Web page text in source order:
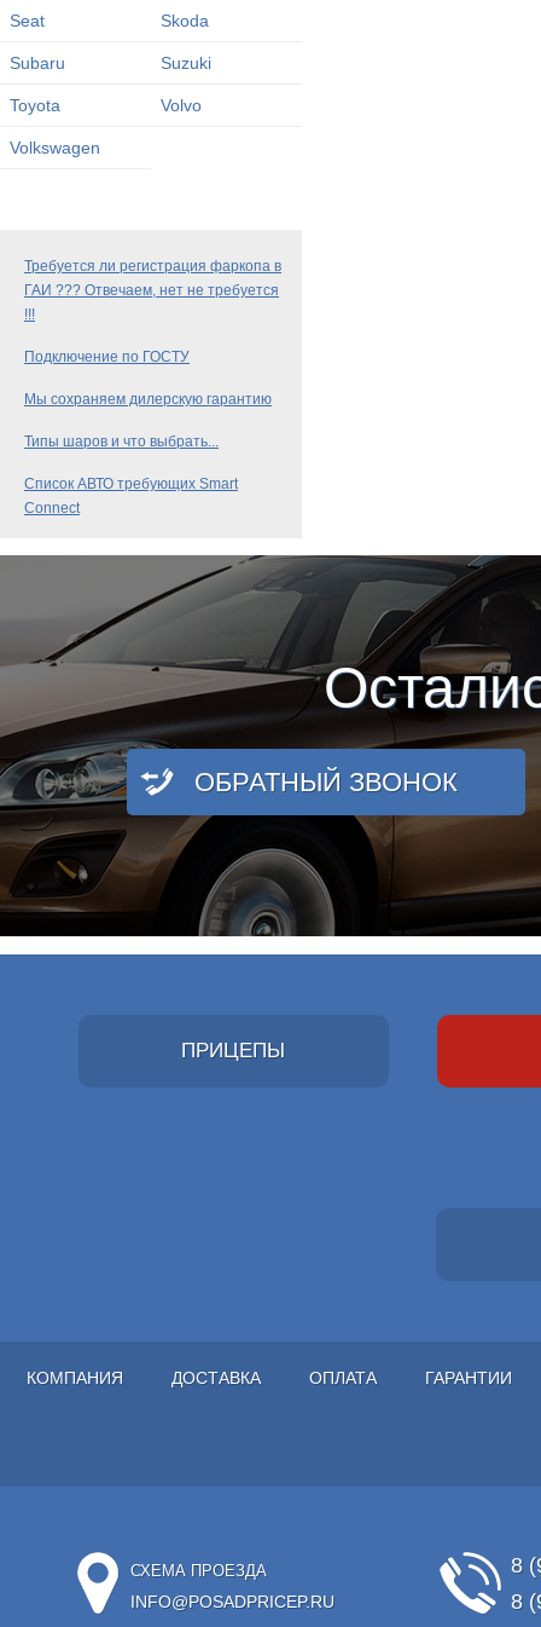
Seat Skoda
Subaru Suzuki
Toyota Volvo
Volkswagen
Требуется ли регистрация фаркопа в
ГАИ ??? Отвечаем, нет не требуется
!!!
Подключение по ГОСТУ
Мы сохраняем дилерскую гарантию
Типы шаров и что выбрать...
Список АВТО требующих Smart
Connect
ОБРАТНЫЙ ЗВОНОК
ПРИЦЕПЫ
КОМПАНИЯ ДОСТАВКА ОПЛАТА ГАРАНТИИ
СХЕМА ПРОЕЗДА
INFO@POSADPRICEP.RU
8
8